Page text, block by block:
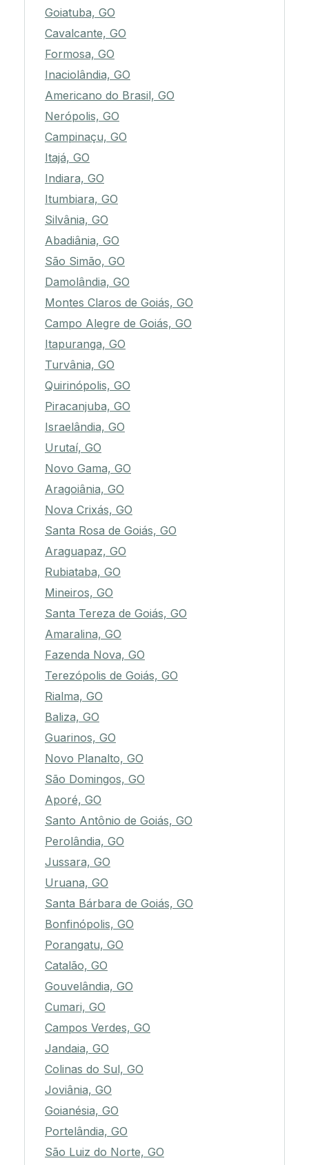
Goiatuba, GO
Cavalcante, GO
Formosa, GO
Inaciolândia, GO
Americano do Brasil, GO
Nerópolis, GO
Campinaçu, GO
Itajá, GO
Indiara, GO
Itumbiara, GO
Silvânia, GO
Abadiânia, GO
São Simão, GO
Damolândia, GO
Montes Claros de Goiás, GO
Campo Alegre de Goiás, GO
Itapuranga, GO
Turvânia, GO
Quirinópolis, GO
Piracanjuba, GO
Israelândia, GO
Urutaí, GO
Novo Gama, GO
Aragoiânia, GO
Nova Crixás, GO
Santa Rosa de Goiás, GO
Araguapaz, GO
Rubiataba, GO
Mineiros, GO
Santa Tereza de Goiás, GO
Amaralina, GO
Fazenda Nova, GO
Terezópolis de Goiás, GO
Rialma, GO
Baliza, GO
Guarinos, GO
Novo Planalto, GO
São Domingos, GO
Aporé, GO
Santo Antônio de Goiás, GO
Perolândia, GO
Jussara, GO
Uruana, GO
Santa Bárbara de Goiás, GO
Bonfinópolis, GO
Porangatu, GO
Catalão, GO
Gouvelândia, GO
Cumari, GO
Campos Verdes, GO
Jandaia, GO
Colinas do Sul, GO
Joviânia, GO
Goianésia, GO
Portelândia, GO
São Luiz do Norte, GO